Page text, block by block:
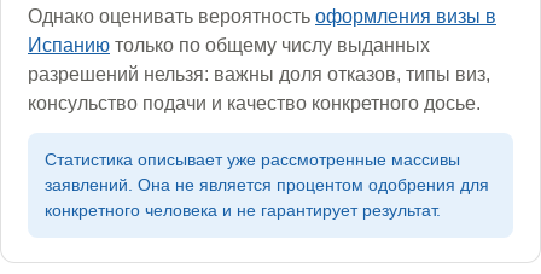
Однако оценивать вероятность оформления визы в
Испанию только по общему числу выданных
разрешений нельзя: важны доля отказов, типы виз,
консульство подачи и качество конкретного досье.
Статистика описывает уже рассмотренные массивы
заявлений. Она не является процентом одобрения для
конкретного человека и не гарантирует результат.